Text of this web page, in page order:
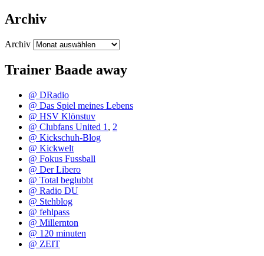
Archiv
Archiv
Trainer Baade away
@ DRadio
@ Das Spiel meines Lebens
@ HSV Klönstuv
@ Clubfans United 1 , 2
@ Kickschuh-Blog
@ Kickwelt
@ Fokus Fussball
@ Der Libero
@ Total beglubbt
@ Radio DU
@ Stehblog
@ fehlpass
@ Millernton
@ 120 minuten
@ ZEIT